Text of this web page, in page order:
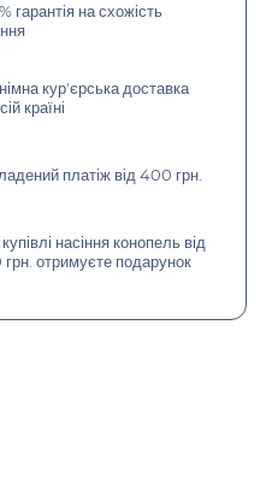
гарантія на схожість
кур'єрська доставка
країні
платіж від 400 грн.
насіння конопель від
отримуєте подарунок